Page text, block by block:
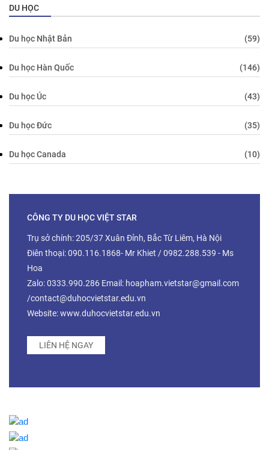
DU HỌC
Du học Nhật Bản (59)
Du học Hàn Quốc (146)
Du học Úc (43)
Du học Đức (35)
Du học Canada (10)
CÔNG TY DU HỌC VIỆT STAR
Trụ sở chính: 205/37 Xuân Đỉnh, Bắc Từ Liêm, Hà Nội
Điên thoại: 090.116.1868- Mr Khiet / 0982.288.539 - Ms
Hoa
Zalo: 0333.990.286 Email: hoapham.vietstar@gmail.com
/contact@duhocvietstar.edu.vn
Website: www.duhocvietstar.edu.vn
LIÊN HỆ NGAY